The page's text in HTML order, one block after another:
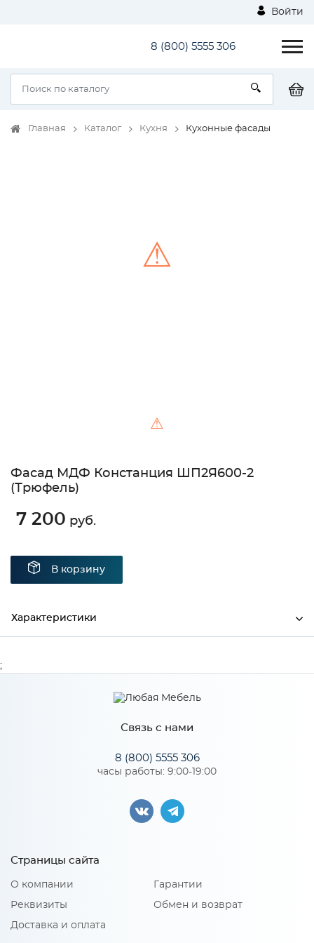
Войти
8 (800) 5555 306
Главная Каталог Кухня Кухонные фасады
⚠
⚠
Фасад МДФ Констанция ШП2Я600-2
(Трюфель)
7 200 руб.
В корзину
Характеристики
Количество упаковок: 1
Связь с нами
8 (800) 5555 306
часы работы: 9:00-19:00
Страницы сайта
О компании
Реквизиты
Доставка и оплата
Гарантии
Обмен и возврат
;